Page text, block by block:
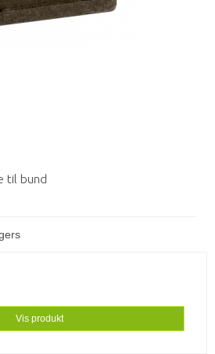
til bund
Vis produkt